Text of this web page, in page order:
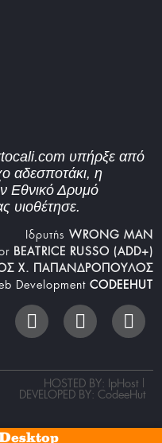
υπήρξε από
αδεσποτάκι, η
Εθνικό Δρυμό
υιοθέτησε.
Iδρυτής WRONG MAN
BEATRICE RUSSO (ADD+)
Χ. ΠΑΠΑΝΔΡΟΠΟΥΛΟΣ
Development CODEEHUT
HOSTED BY: IpHost |
DEVELOPED BY: CodeeHut